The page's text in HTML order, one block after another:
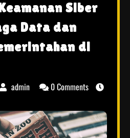
Siber
Data dan
di
admin
0 Comments